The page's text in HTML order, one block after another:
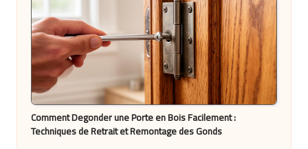
Comment Degonder une Porte en Bois Facilement :
Techniques de Retrait et Remontage des Gonds